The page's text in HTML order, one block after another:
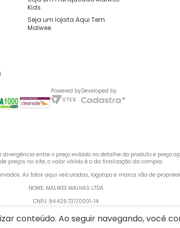
Kids
Seja um lojista Aqui Tem
Malwee
Powered byDeveloped by
entre o preço exibido no detalhe do produto e
preços no site, o valor válido é o da finalização da compra.
As fotos aqui veiculadas, logotipo e marca são de
NOME: MALWEE MALHAS LTDA
CNPJ: 84.429.737/0001-14
200 - CEP: 89260-900 - Barra do Rio Cerro, Jaraguá do Sul - SC,
conteúdo. Ao seguir navegando, você